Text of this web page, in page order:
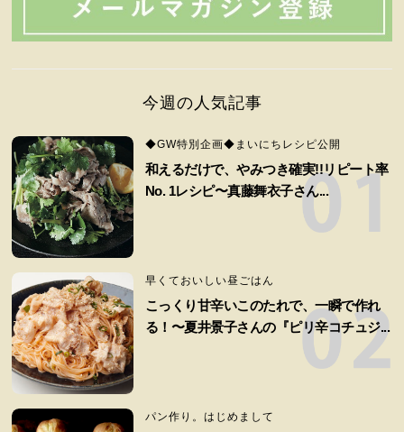
今週の人気記事
◆GW特別企画◆まいにちレシピ公開
和えるだけで、やみつき確実!!リピート率
No. 1レシピ〜真藤舞衣子さん...
早くておいしい昼ごはん
こっくり甘辛いこのたれで、一瞬で作れ
る！〜夏井景子さんの『ピリ辛コチュジ...
パン作り。はじめまして